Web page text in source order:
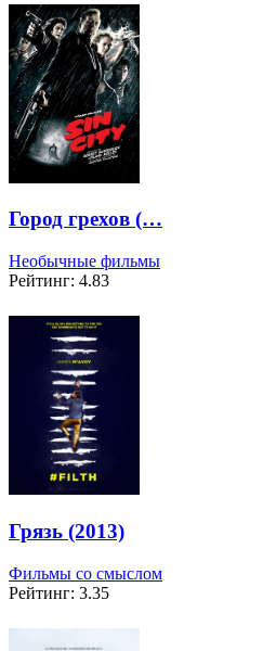
Город грехов (…
Необычные фильмы
Рейтинг: 4.83
Грязь (2013)
Фильмы со смыслом
Рейтинг: 3.35